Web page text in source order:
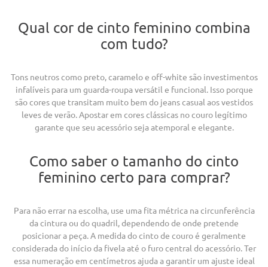
Qual cor de cinto feminino combina
com tudo?
Tons neutros como preto, caramelo e off-white são investimentos
infalíveis para um guarda-roupa versátil e funcional. Isso porque
são cores que transitam muito bem do jeans casual aos vestidos
leves de verão. Apostar em cores clássicas no couro legítimo
garante que seu acessório seja atemporal e elegante.
Como saber o tamanho do cinto
feminino certo para comprar?
Para não errar na escolha, use uma fita métrica na circunferência
da cintura ou do quadril, dependendo de onde pretende
posicionar a peça. A medida do cinto de couro é geralmente
considerada do início da fivela até o furo central do acessório. Ter
essa numeração em centímetros ajuda a garantir um ajuste ideal